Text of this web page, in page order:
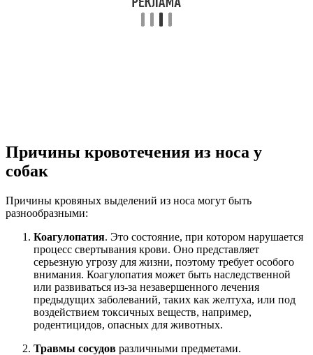
Причины кровотечения из носа у
собак
Причины кровяных выделений из носа могут быть
разнообразными:
Коагулопатия. Это состояние, при котором нарушается
процесс свертывания крови. Оно представляет
серьезную угрозу для жизни, поэтому требует особого
внимания. Коагулопатия может быть наследственной
или развиваться из-за незавершенного лечения
предыдущих заболеваний, таких как желтуха, или под
воздействием токсичных веществ, например,
родентицидов, опасных для животных.
Травмы сосудов различными предметами.